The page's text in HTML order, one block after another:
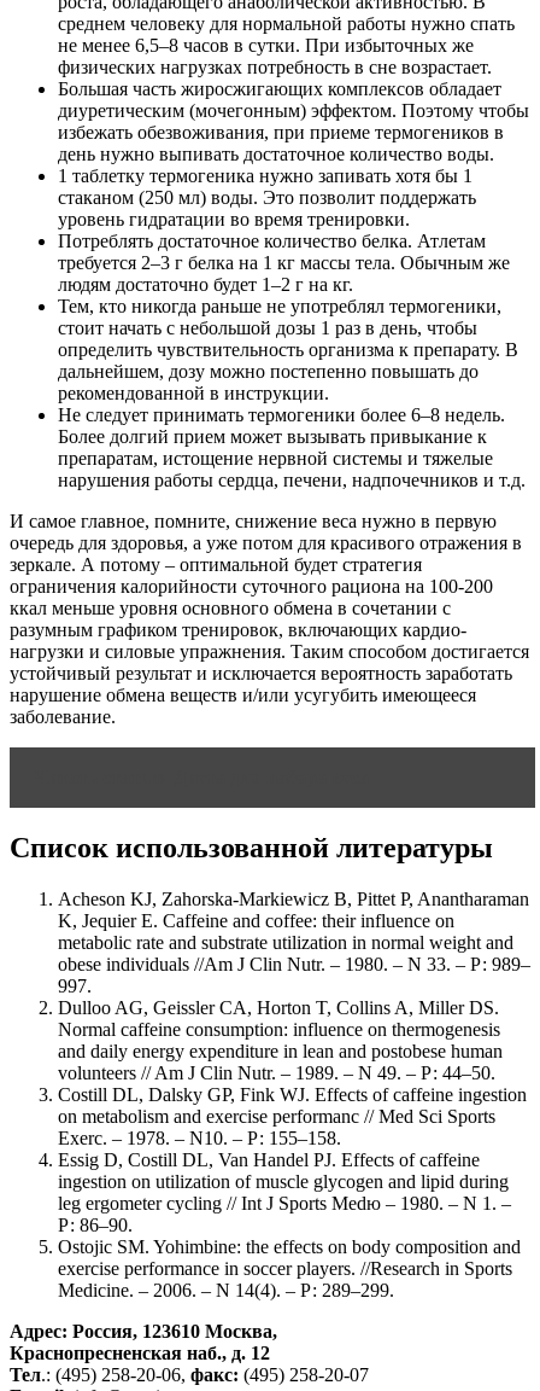
среднем человеку для нормальной работы нужно спать
не менее 6,5–8 часов в сутки. При избыточных же
физических нагрузках потребность в сне возрастает.
Большая часть жиросжигающих комплексов обладает
диуретическим (мочегонным) эффектом. Поэтому чтобы
избежать обезвоживания, при приеме термогеников в
день нужно выпивать достаточное количество воды.
1 таблетку термогеника нужно запивать хотя бы 1
стаканом (250 мл) воды. Это позволит поддержать
уровень гидратации во время тренировки.
Потреблять достаточное количество белка. Атлетам
требуется 2–3 г белка на 1 кг массы тела. Обычным же
людям достаточно будет 1–2 г на кг.
Тем, кто никогда раньше не употреблял термогеники,
стоит начать с небольшой дозы 1 раз в день, чтобы
определить чувствительность организма к препарату. В
дальнейшем, дозу можно постепенно повышать до
рекомендованной в инструкции.
Не следует принимать термогеники более 6–8 недель.
Более долгий прием может вызывать привыкание к
препаратам, истощение нервной системы и тяжелые
нарушения работы сердца, печени, надпочечников и т.д.
И самое главное, помните, снижение веса нужно в первую
очередь для здоровья, а уже потом для красивого отражения в
зеркале. А потому – оптимальной будет стратегия
ограничения калорийности суточного рациона на 100-200
ккал меньше уровня основного обмена в сочетании с
разумным графиком тренировок, включающих кардио-
нагрузки и силовые упражнения. Таким способом достигается
устойчивый результат и исключается вероятность заработать
нарушение обмена веществ и/или усугубить имеющееся
заболевание.
Список использованной литературы
Acheson KJ, Zahorska-Markiewicz B, Pittet P, Anantharaman
K, Jequier E. Caffeine and coffee: their influence on
metabolic rate and substrate utilization in normal weight and
obese individuals //Am J Clin Nutr. – 1980. – N 33. – Р: 989–
997.
Dulloo AG, Geissler CA, Horton T, Collins A, Miller DS.
Normal caffeine consumption: influence on thermogenesis
and daily energy expenditure in lean and postobese human
volunteers // Am J Clin Nutr. – 1989. – N 49. – Р: 44–50.
Costill DL, Dalsky GP, Fink WJ. Effects of caffeine ingestion
on metabolism and exercise performanc // Med Sci Sports
Exerc. – 1978. – N10. – Р: 155–158.
Essig D, Costill DL, Van Handel PJ. Effects of caffeine
ingestion on utilization of muscle glycogen and lipid during
leg ergometer cycling // Int J Sports Medю – 1980. – N 1. –
Р: 86–90.
Ostojic SM. Yohimbine: the effects on body composition and
exercise performance in soccer players. //Research in Sports
Medicine. – 2006. – N 14(4). – Р: 289–299.
Адрес: Россия, 123610 Москва,
Краснопресненская наб., д. 12
Тел.: (495) 258-20-06, факс: (495) 258-20-07